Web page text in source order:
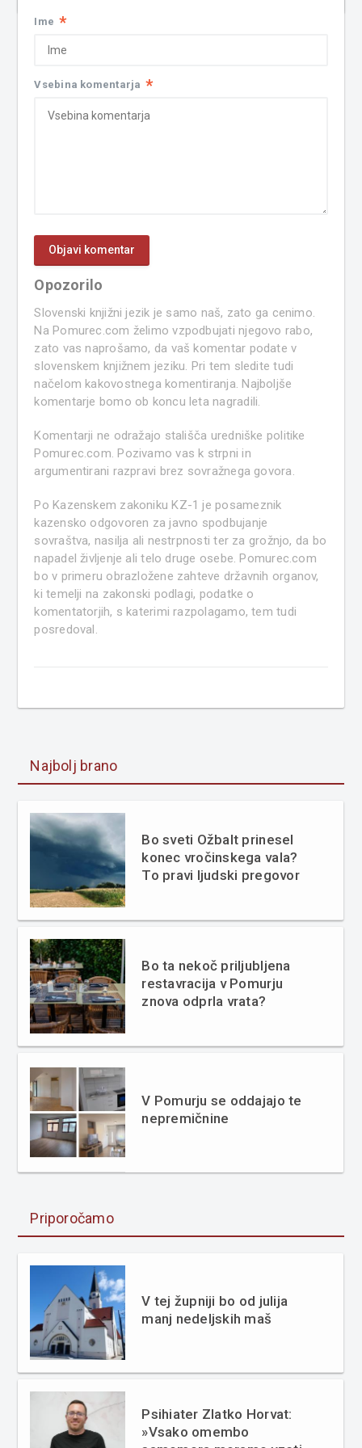
Ime *
Vsebina komentarja *
Opozorilo
Slovenski knjižni jezik je samo naš, zato ga cenimo.
Na Pomurec.com želimo vzpodbujati njegovo rabo,
zato vas naprošamo, da vaš komentar podate v
slovenskem knjižnem jeziku. Pri tem sledite tudi
načelom kakovostnega komentiranja. Najboljše
komentarje bomo ob koncu leta nagradili.
Komentarji ne odražajo stališča uredniške politike
Pomurec.com. Pozivamo vas k strpni in
argumentirani razpravi brez sovražnega govora.
Po Kazenskem zakoniku KZ-1 je posameznik
kazensko odgovoren za javno spodbujanje
sovraštva, nasilja ali nestrpnosti ter za grožnjo, da bo
napadel življenje ali telo druge osebe. Pomurec.com
bo v primeru obrazložene zahteve državnih organov,
ki temelji na zakonski podlagi, podatke o
komentatorjih, s katerimi razpolagamo, tem tudi
posredoval.
Najbolj brano
Bo sveti Ožbalt prinesel
konec vročinskega vala?
To pravi ljudski pregovor
Bo ta nekoč priljubljena
restavracija v Pomurju
znova odprla vrata?
V Pomurju se oddajajo te
nepremičnine
Priporočamo
V tej župniji bo od julija
manj nedeljskih maš
Psihiater Zlatko Horvat:
»Vsako omembo